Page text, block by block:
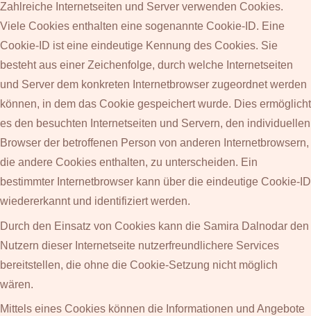
Zahlreiche Internetseiten und Server verwenden Cookies.
Viele Cookies enthalten eine sogenannte Cookie-ID. Eine
Cookie-ID ist eine eindeutige Kennung des Cookies. Sie
besteht aus einer Zeichenfolge, durch welche Internetseiten
und Server dem konkreten Internetbrowser zugeordnet werden
können, in dem das Cookie gespeichert wurde. Dies ermöglicht
es den besuchten Internetseiten und Servern, den individuellen
Browser der betroffenen Person von anderen Internetbrowsern,
die andere Cookies enthalten, zu unterscheiden. Ein
bestimmter Internetbrowser kann über die eindeutige Cookie-ID
wiedererkannt und identifiziert werden.
Durch den Einsatz von Cookies kann die Samira Dalnodar den
Nutzern dieser Internetseite nutzerfreundlichere Services
bereitstellen, die ohne die Cookie-Setzung nicht möglich
wären.
Mittels eines Cookies können die Informationen und Angebote